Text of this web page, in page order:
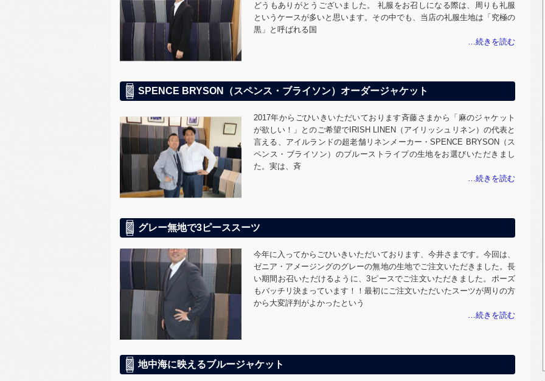
どうもありがとうございました。 礼服をお召しになる際は、周りも礼服
というケースが多いと思います。その中でも、当店の礼服生地は「究極の
黒」と呼ばれる国
SPENCE BRYSON（スペンス・ブライソン）オーダージャケット
2017年からごひいきいただいております斉藤さまから「麻のジャケット
が欲しい！」とのご希望でIRISH LINEN（アイリッシュリネン）の代表と
言える、アイルランドの超老舗リネンメーカー・SPENCE BRYSON（ス
ペンス・ブライソン）のブルーストライプの生地をお選びいただきまし
た。実は、斉
グレー無地で3ピーススーツ
今年に入ってからごひいきいただいております、今井さまです。今回は、
ゼニア・アメージングのグレーの無地の生地でご注文いただきました。長
い期間お召いただけるように、3ピースでご注文いただきました。ポーズ
もバッチリ決まっています！！最初にご注文いただいたスーツが周りの方
から大変評判がよかったという
地中海に映えるブルージャケット